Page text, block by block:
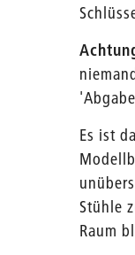
Es ist
Stühle
Raum